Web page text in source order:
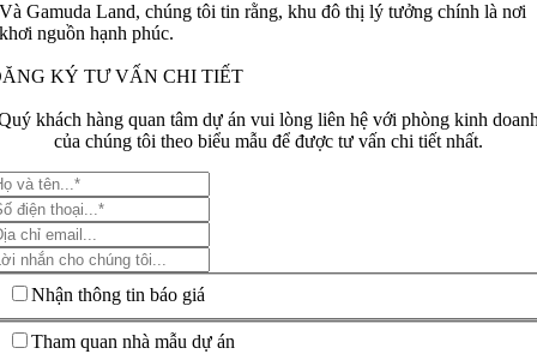
Và Gamuda Land, chúng tôi tin rằng, khu đô thị lý tưởng chính là nơi
khơi nguồn hạnh phúc.
KÝ TƯ VẤN CHI TIẾT
khách hàng quan tâm dự án vui lòng liên hệ với phòng kinh
của chúng tôi theo biểu mẫu để được tư vấn chi tiết nhất.
Nhận thông tin báo giá
Tham quan nhà mẫu dự án